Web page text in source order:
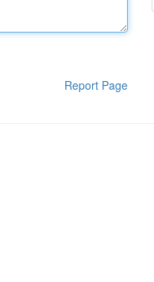
Report Page